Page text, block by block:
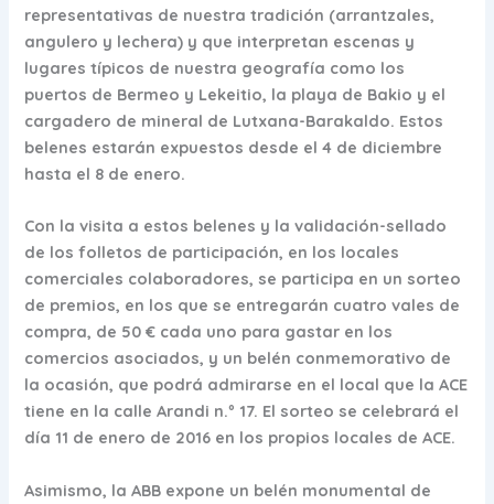
representativas de nuestra tradición (arrantzales,
angulero y lechera) y que interpretan escenas y
lugares típicos de nuestra geografía como los
puertos de Bermeo y Lekeitio, la playa de Bakio y el
cargadero de mineral de Lutxana-Barakaldo. Estos
belenes estarán expuestos desde el 4 de diciembre
hasta el 8 de enero.
Con la visita a estos belenes y la validación-sellado
de los folletos de participación, en los locales
comerciales colaboradores, se participa en un sorteo
de premios, en los que se entregarán cuatro vales de
compra, de 50 € cada uno para gastar en los
comercios asociados, y un belén conmemorativo de
la ocasión, que podrá admirarse en el local que la ACE
tiene en la calle Arandi n.º 17. El sorteo se celebrará el
día 11 de enero de 2016 en los propios locales de ACE.
Asimismo, la ABB expone un belén monumental de